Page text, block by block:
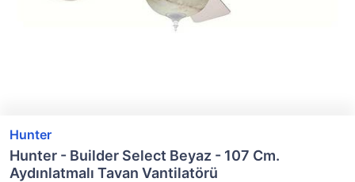
Hunter
Hunter - Builder Select Beyaz - 107 Cm.
Aydınlatmalı Tavan Vantilatörü